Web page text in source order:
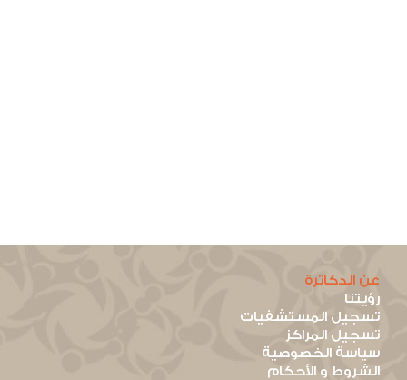
عن الدكاترة
رؤيتنا
تسجيل المستشفيات
تسجيل المراكز
سياسة الخصوصية
الشروط و الأحكام